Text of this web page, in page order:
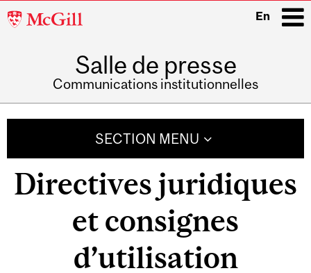
McGill
En
Salle de presse
Communications institutionnelles
SECTION MENU
Directives juridiques
et consignes
d’utilisation